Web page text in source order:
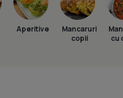
Aperitive
Mancaruri
copii
cu